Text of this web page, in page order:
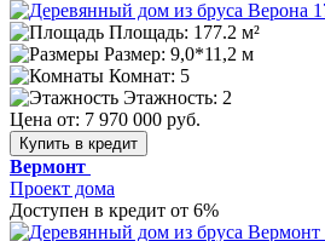
Площадь: 177.2 м²
Размер: 9,0*11,2 м
Комнат: 5
Этажность: 2
Цена от: 7 970 000 руб.
Купить в кредит
Вермонт
Проект дома
Доступен в кредит от 6%